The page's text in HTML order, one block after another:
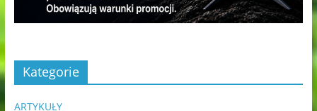
Kategorie
ARTYKUŁY